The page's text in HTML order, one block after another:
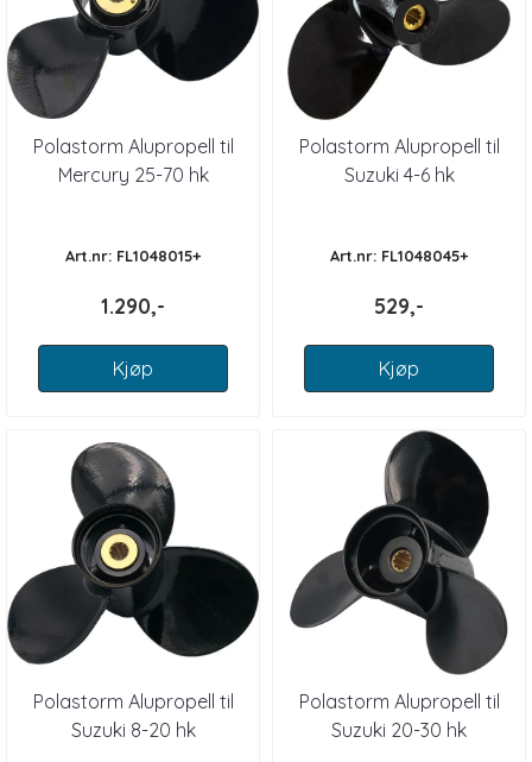
Polastorm Alupropell til
Mercury 25-70 hk
Art.nr: FL1048015+
1.290,-
Kjøp
Polastorm Alupropell til
Suzuki 4-6 hk
Art.nr: FL1048045+
529,-
Kjøp
Polastorm Alupropell til
Suzuki 8-20 hk
Polastorm Alupropell til
Suzuki 20-30 hk